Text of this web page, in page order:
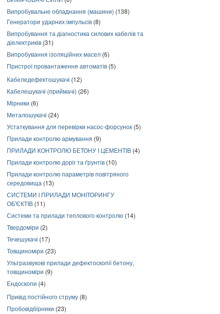
Випробувальне обладнання (машини) (138)
Генератори ударних імпульсів (8)
Випробування та діагностика силових кабелів та
діелектриків (31)
Випробування ізоляційних масел (6)
Пристрої провантаження автоматів (5)
Кабеледефектошукачі (12)
Кабелешукачі (приймачі) (26)
Мірники (6)
Металошукачі (24)
Устаткування для перевірки насос-форсунок (5)
Прилади контролю армування (9)
ПРИЛАДИ КОНТРОЛЮ БЕТОНУ І ЦЕМЕНТІВ (4)
Прилади контролю доріг та ґрунтів (10)
Прилади контролю параметрів повітряного
середовища (13)
СИСТЕМИ І ПРИЛАДИ МОНІТОРИНГУ
ОБ'ЄКТІВ (11)
Системи та прилади теплового контролю (14)
Твердоміри (2)
Течешукачі (17)
Товщиноміри (23)
Ультразвукові прилади дефектоскопії бетону,
товщиноміри (9)
Ендоскопи (4)
Привід постійного струму (8)
Пробовідбірники (23)